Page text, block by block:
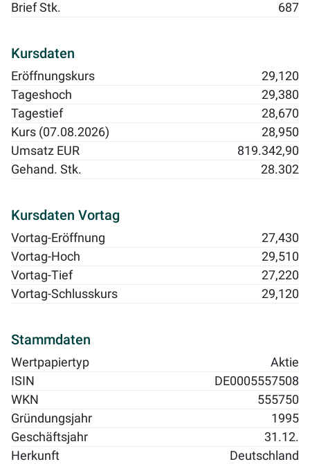
Brief Stk.
687
Kursdaten
Eröffnungskurs
29,120
Tageshoch
29,380
Tagestief
28,670
Kurs (07.08.2026)
28,950
Umsatz EUR
819.342,90
Gehand. Stk.
28.302
Kursdaten Vortag
Vortag-Eröffnung
27,430
Vortag-Hoch
29,510
Vortag-Tief
27,220
Vortag-Schlusskurs
29,120
Stammdaten
Wertpapiertyp
Aktie
ISIN
DE0005557508
WKN
555750
Gründungsjahr
1995
Geschäftsjahr
31.12.
Herkunft
Deutschland